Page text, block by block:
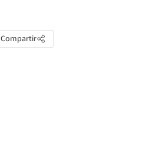
Compartir